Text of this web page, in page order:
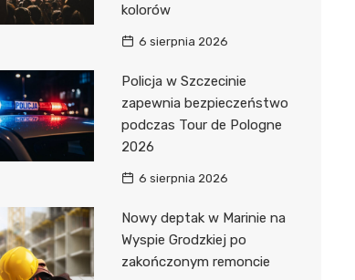
kolorów
6 sierpnia 2026
Policja w Szczecinie
zapewnia bezpieczeństwo
podczas Tour de Pologne
2026
6 sierpnia 2026
Nowy deptak w Marinie na
Wyspie Grodzkiej po
zakończonym remoncie